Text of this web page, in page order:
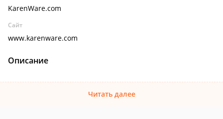
KarenWare.com
Сайт
www.karenware.com
Описание
Читать далее